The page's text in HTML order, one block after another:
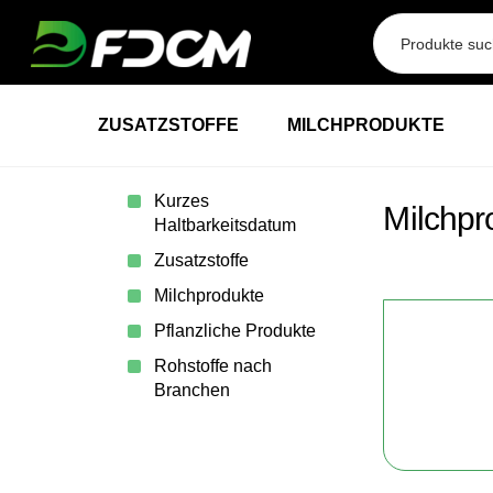
ZUSATZSTOFFE MILCHPRODUKTE
Kurzes
Haltbarkeitsdatum
Zusatzstoffe
Milchprodukte
Pflanzliche Produkte
Rohstoffe nach
Branchen